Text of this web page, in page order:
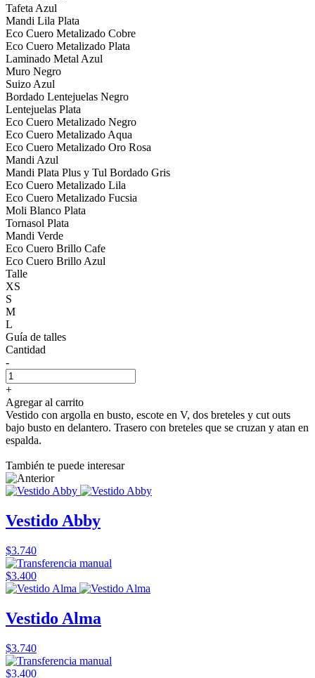
Tafeta Azul
Mandi Lila Plata
Eco Cuero Metalizado Cobre
Eco Cuero Metalizado Plata
Laminado Metal Azul
Muro Negro
Suizo Azul
Bordado Lentejuelas Negro
Lentejuelas Plata
Eco Cuero Metalizado Negro
Eco Cuero Metalizado Aqua
Eco Cuero Metalizado Oro Rosa
Mandi Azul
Mandi Plata Plus y Tul Bordado Gris
Eco Cuero Metalizado Lila
Eco Cuero Metalizado Fucsia
Moli Blanco Plata
Tornasol Plata
Mandi Verde
Eco Cuero Brillo Cafe
Eco Cuero Brillo Azul
Talle
XS
S
M
L
Guía de talles
Cantidad
-
+
Agregar al carrito
Vestido con argolla en busto, escote en V, dos breteles y cut outs
bajo busto en delantero. Trasero con breteles que se cruzan y atan en
espalda.
También te puede interesar
Vestido Abby
$3.740
$3.400
Vestido Alma
$3.740
$3.400